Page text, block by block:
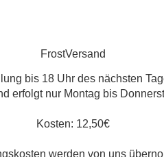
FrostVersand
bis 18 Uhr des nächsten
erfolgt nur Montag bis
Kosten: 12,50€
werden von uns